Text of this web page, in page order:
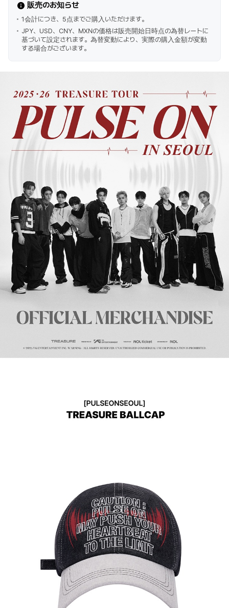
販売のお知らせ
1会計につき、5点までご購入いただけます。
JPY、USD、CNY、MXNの価格は販売開始日時点の為替レートに
基づいて設定されます。為替変動により、実際の購入金額が変動
する場合がございます。